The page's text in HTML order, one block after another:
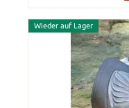
Wieder auf Lager